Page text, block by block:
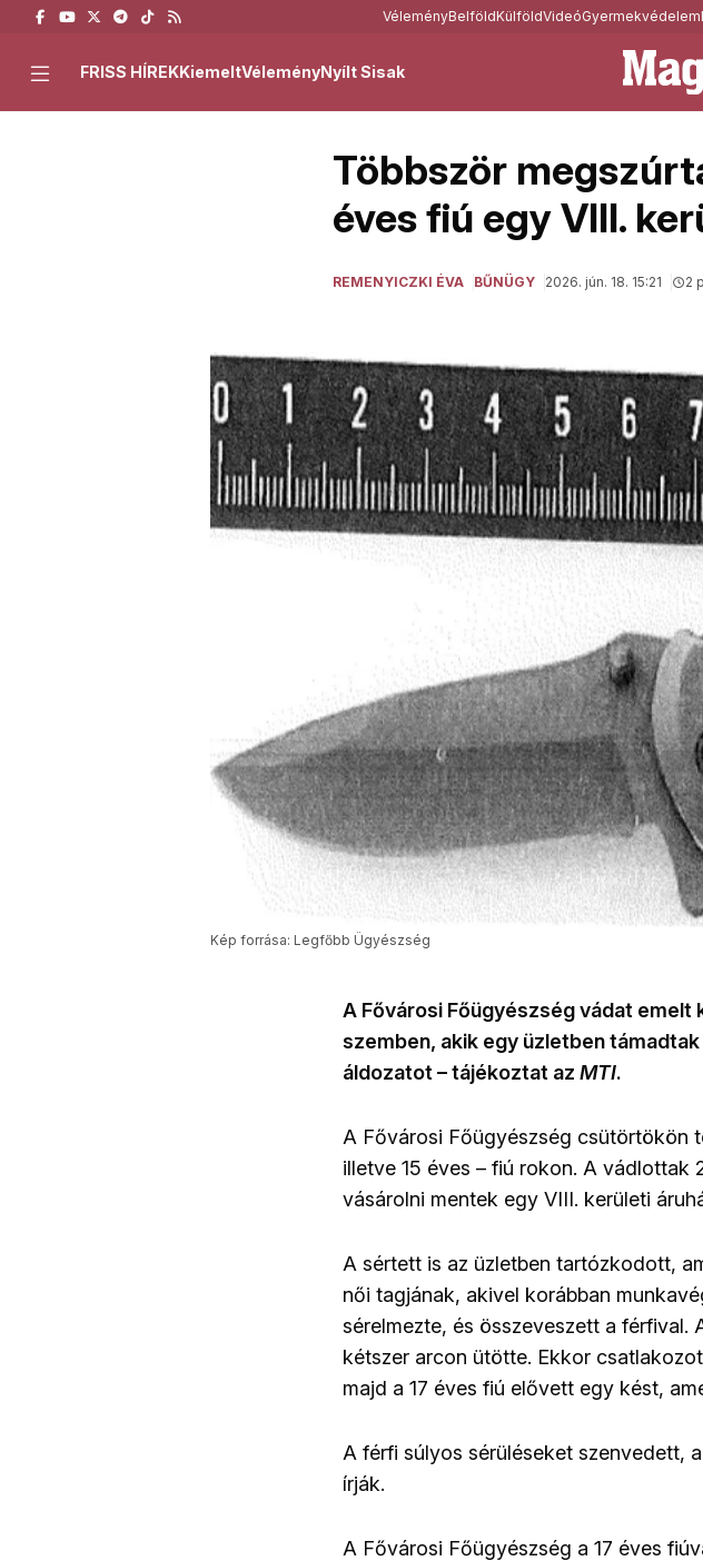
VéleményBelföldKülföldVideóGyermekvédelem
FRISS HÍREKKiemeltVéleményNyílt Sisak
Többször
éves fiú egy VIII.
REMENYICZKI ÉVA BŰNÜGY 2026. jún. 18. 15:21 2
Kép forrása: Legfőbb Ügyészség
A Fővárosi Főügyészség vádat
szemben, akik egy üzletben
áldozatot – tájékoztat az MTI.
A Fővárosi Főügyészség csütörtökön
illetve 15 éves – fiú rokon. A vádlottak
vásárolni mentek egy VIII. kerületi
A sértett is az üzletben tartózkodott,
női tagjának, akivel korábban
sérelmezte, és összeveszett a
kétszer arcon ütötte. Ekkor
majd a 17 éves fiú elővett egy kést,
A férfi súlyos sérüléseket szenvedett,
írják.
A Fővárosi Főügyészség a 17 éves